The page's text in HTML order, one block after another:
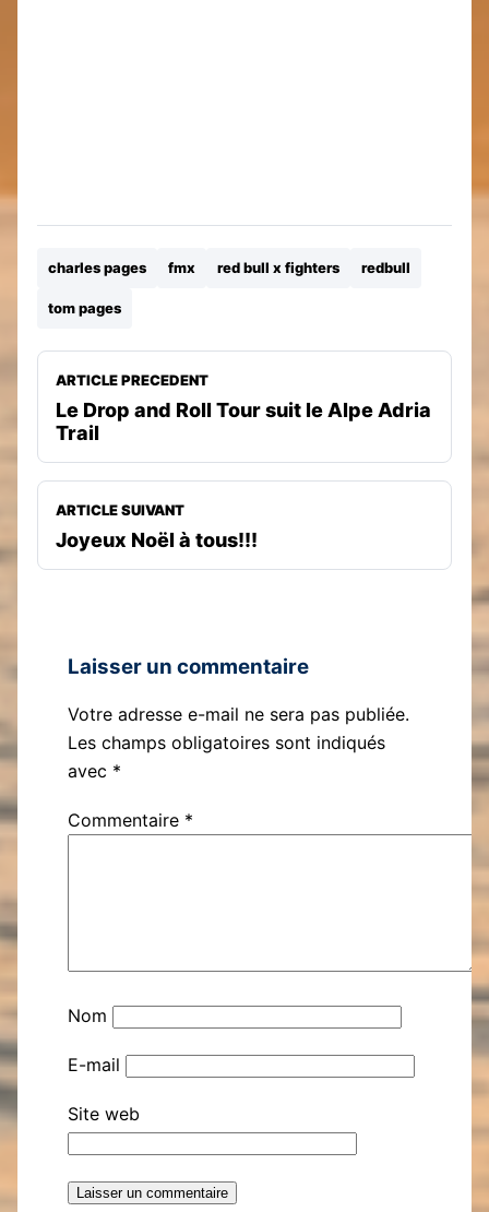
charles pages fmx red bull x fighters redbull
tom pages
ARTICLE PRECEDENT
Le Drop and Roll Tour suit le Alpe Adria
Trail
ARTICLE SUIVANT
Joyeux Noël à tous!!!
Laisser un commentaire
Votre adresse e-mail ne sera pas publiée.
Les champs obligatoires sont indiqués
avec *
Commentaire *
Nom
E-mail
Site web